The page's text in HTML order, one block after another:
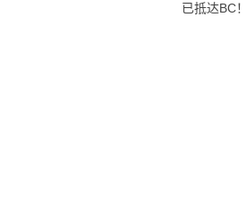
已抵达BC